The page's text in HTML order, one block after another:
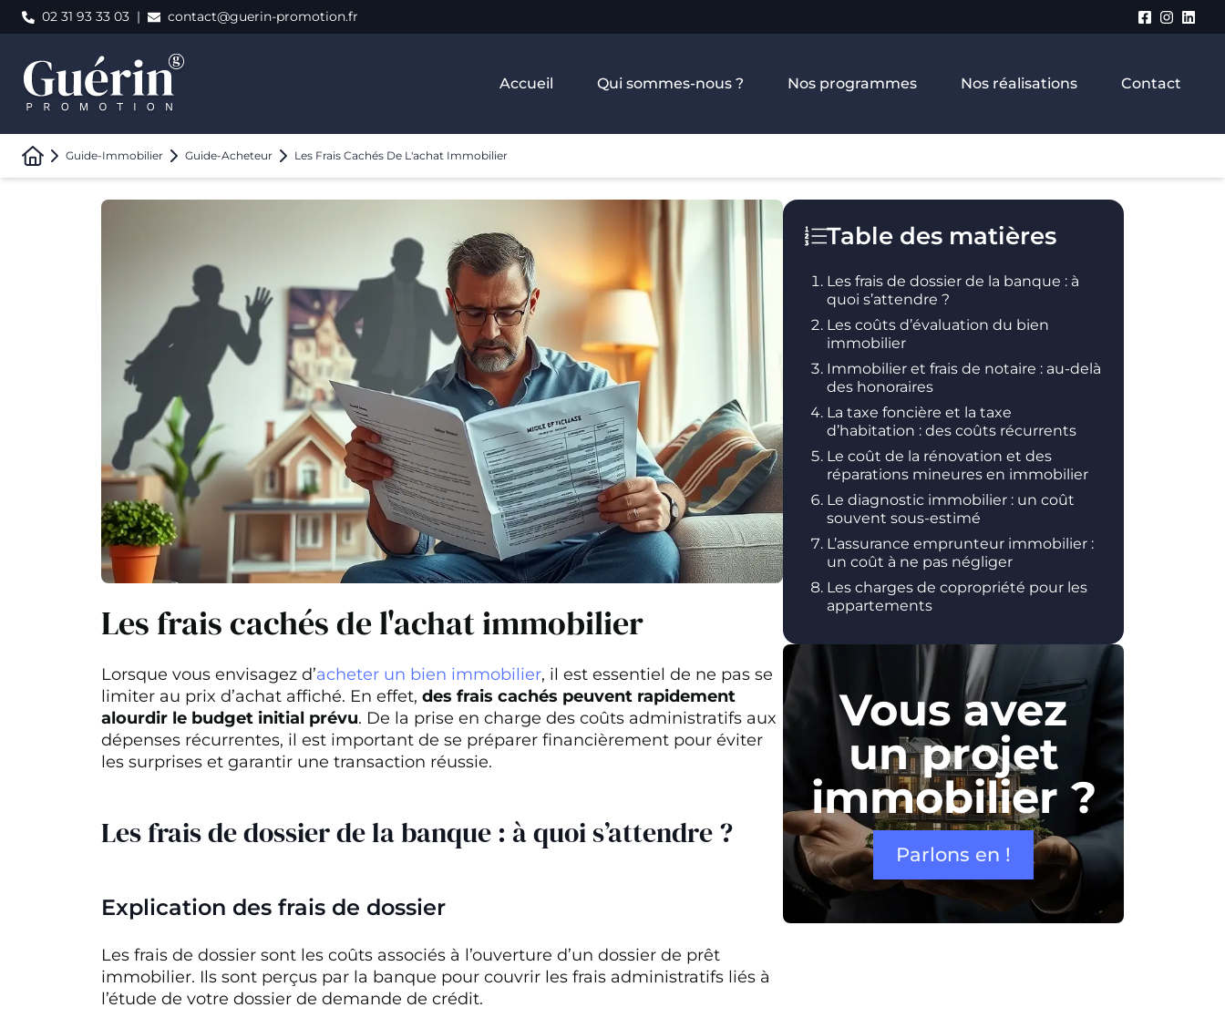
02 31 93 33 03 | contact@guerin-promotion.fr
Accueil Qui sommes-nous ? Nos programmes Nos réalisations Contact
Guide-Immobilier Guide-Acheteur Les Frais Cachés De L'achat Immobilier
Les frais cachés de l'achat immobilier
Lorsque vous envisagez d’acheter un bien immobilier, il est essentiel de ne pas se
limiter au prix d’achat affiché. En effet, des frais cachés peuvent rapidement
alourdir le budget initial prévu. De la prise en charge des coûts administratifs aux
dépenses récurrentes, il est important de se préparer financièrement pour éviter
les surprises et garantir une transaction réussie.
Les frais de dossier de la banque : à quoi s’attendre ?
Explication des frais de dossier
Les frais de dossier sont les coûts associés à l’ouverture d’un dossier de prêt
immobilier. Ils sont perçus par la banque pour couvrir les frais administratifs liés à
l’étude de votre dossier de demande de crédit.
Table des matières
Les frais de dossier de la banque : à
quoi s’attendre ?
Les coûts d’évaluation du bien
immobilier
Immobilier et frais de notaire : au-delà
des honoraires
La taxe foncière et la taxe
d’habitation : des coûts récurrents
Le coût de la rénovation et des
réparations mineures en immobilier
Le diagnostic immobilier : un coût
souvent sous-estimé
L’assurance emprunteur immobilier :
un coût à ne pas négliger
Les charges de copropriété pour les
appartements
Vous avez
un projet
immobilier ?
Parlons en !